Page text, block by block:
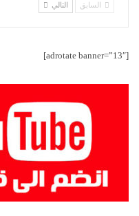
السابق التالي
[adrotate banner=”13″]